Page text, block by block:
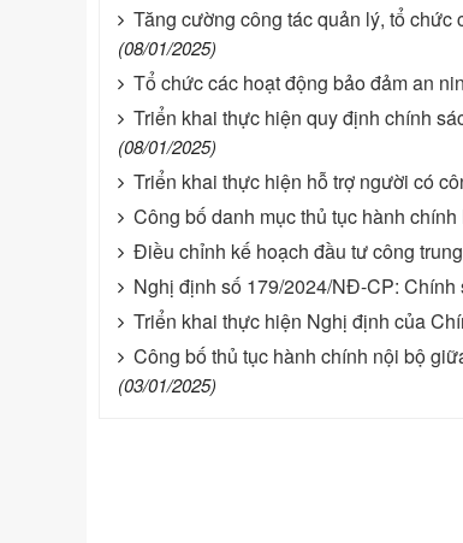
Tăng cường công tác quản lý, tổ
(08/01/2025)
Tổ chức các hoạt động bảo đảm an
Triển khai thực hiện quy định chính
(08/01/2025)
Triển khai thực hiện hỗ trợ người có
Công bố danh mục thủ tục hành
Điều chỉnh kế hoạch đầu tư công
Nghị định số 179/2024/NĐ-CP:
Triển khai thực hiện Nghị định của
Công bố thủ tục hành chính nội bộ
(03/01/2025)